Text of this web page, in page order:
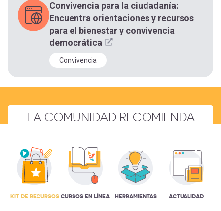
Convivencia para la ciudadanía:
Encuentra orientaciones y recursos
para el bienestar y convivencia
democrática
Convivencia
LA COMUNIDAD RECOMIENDA
KIT DE RECURSOS CURSOS EN LÍNEA HERRAMIENTAS ACTUALIDAD